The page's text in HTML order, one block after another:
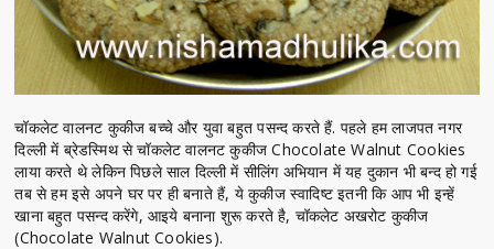
चॉकलेट वालनट कुकीज बच्चे और युवा बहुत पसन्द करते हैं. पहले हम लाजपत नगर
दिल्ली में ब्रेडस्मिथ से चॉकलेट वालनट कुकीज Chocolate Walnut Cookies
लाया करते थे लेकिन पिछले साल दिल्ली में सीलिंग अभियान में यह दुकान भी बन्द हो गई
तब से हम इसे अपने घर पर ही बनाते हैं, ये कुकीज स्वादिष्ट इतनी कि आप भी इन्हें
खाना बहुत पसन्द करेंगे, आइये बनाना शुरू करते है, चॉकलेट अखरोट कुकीज
(Chocolate Walnut Cookies).